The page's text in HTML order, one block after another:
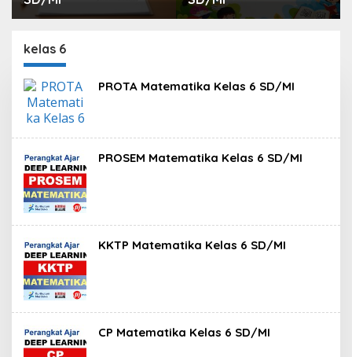
kelas 6
PROTA Matematika Kelas 6 SD/MI
PROSEM Matematika Kelas 6 SD/MI
KKTP Matematika Kelas 6 SD/MI
CP Matematika Kelas 6 SD/MI